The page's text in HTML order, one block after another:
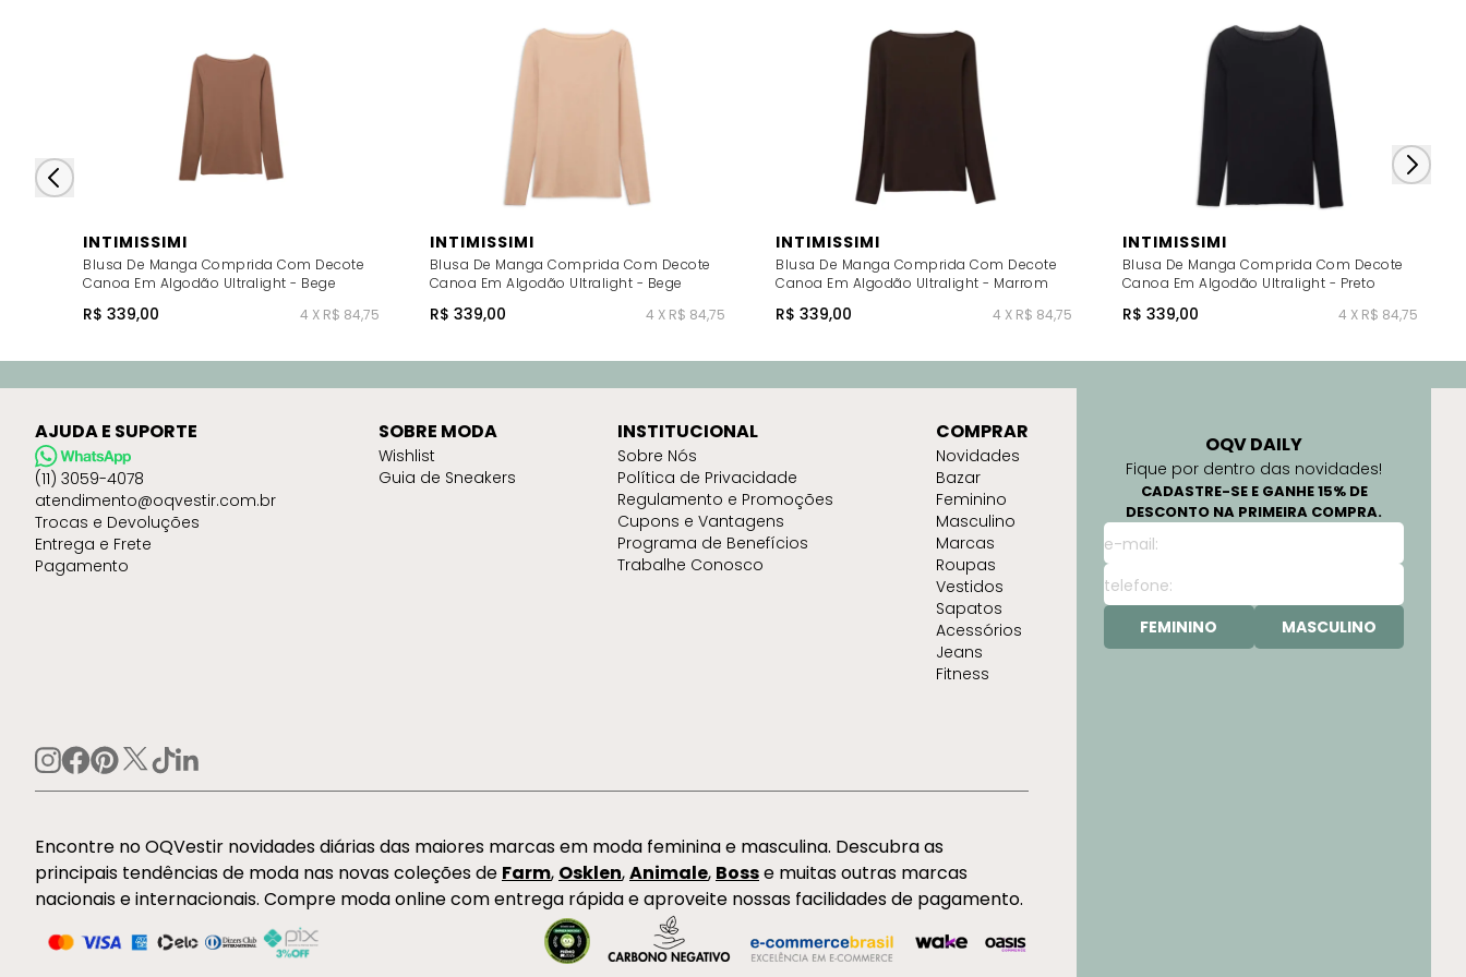
INTIMISSIMI
Blusa De Manga Comprida Com Decote
Canoa Em Algodão Ultralight - Bege
R$ 339,00 4 X R$ 84,75
INTIMISSIMI
Blusa De Manga Comprida Com Decote
Canoa Em Algodão Ultralight - Bege
R$ 339,00 4 X R$ 84,75
INTIMISSIMI
Blusa De Manga Comprida Com Decote
Canoa Em Algodão Ultralight - Marrom
R$ 339,00 4 X R$ 84,75
INTIMISSIMI
Blusa De Manga Comprida Com Decote
Canoa Em Algodão Ultralight - Preto
R$ 339,00 4 X R$ 84,75
OQV DAILY
Fique por dentro das novidades!
CADASTRE-SE E GANHE 15% DE
DESCONTO NA PRIMEIRA COMPRA.
FEMININO MASCULINO
AJUDA E SUPORTE
(11) 3059-4078
atendimento@oqvestir.com.br
Trocas e Devoluções
Entrega e Frete
Pagamento
SOBRE MODA
Wishlist
Guia de Sneakers
INSTITUCIONAL
Sobre Nós
Política de Privacidade
Regulamento e Promoções
Cupons e Vantagens
Programa de Benefícios
Trabalhe Conosco
COMPRAR
Novidades
Bazar
Feminino
Masculino
Marcas
Roupas
Vestidos
Sapatos
Acessórios
Jeans
Fitness
Encontre no OQVestir novidades diárias das maiores marcas em moda feminina e masculina. Descubra as
principais tendências de moda nas novas coleções de Farm, Osklen,Animale, Bosse muitas outras marcas
nacionais e internacionais. Compre moda online com entrega rápida e aproveite nossas facilidades de pagamento.